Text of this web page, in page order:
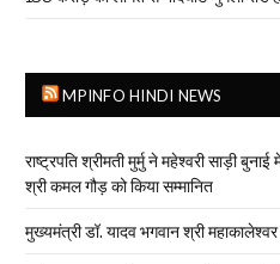
MPINFO HINDI NEWS
राष्ट्रपति श्रीमती मुर्मु ने महेश्वरी साड़ी
श्री कमल गौड़ को किया सम्मानित
मुख्यमंत्री डॉ. यादव भगवान श्री